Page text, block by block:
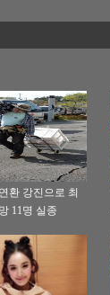
환 강진으로 최
11명 실종